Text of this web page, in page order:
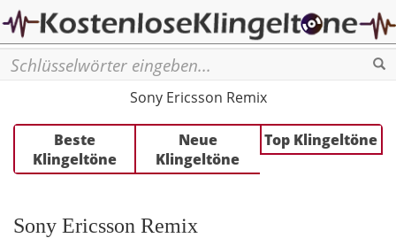
Sony Ericsson Remix
Beste
Klingeltöne
Neue
Klingeltöne
Top Klingeltöne
Sony Ericsson Remix